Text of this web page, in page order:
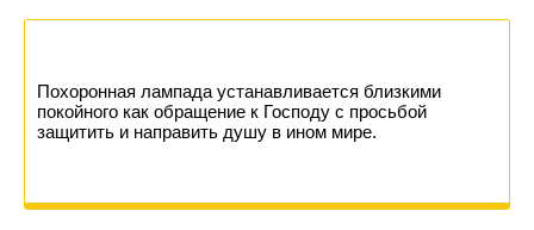
Похоронная лампада устанавливается близкими
покойного как обращение к Господу с просьбой
защитить и направить душу в ином мире.